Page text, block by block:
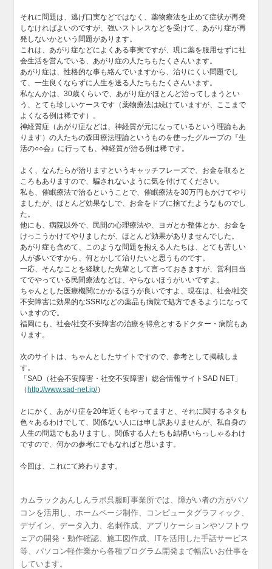
それに問題は、逃げ口実などではなく、薬物療法を止めて症状が再発
しなければよいのですが、強いストレスなどを受けて、あがり症が再
発しないかという問題があります。
これは、あがり症などによくある事実ですが、現に薬を服用せずに社
会生活を営んでいる、あがり症の人たちもたくさんいます。
あがり症は、性格的な事も絡んでいますから、治りにくい問題でし
て、一生良くならずに人生を送る人たちもたくさんいます。
私なんかは、30歳くらいで、あがり症がほとんど治ってしまうとい
う、とても珍しいケースです（薬物療法は続けていますが、ここまで
よくなる例は稀です）。
神経質症（あがり症などは、神経質が元になっているという理論もあ
ります）の人たちの森田療法理論というものを使ったグループの『生
活の○○会』に行っても、神経質が治る例は稀です。
よく、なんたらが治りますというキャッチフレーズで、お金を取ると
ころもありますので、騙されないように気を付けてください。
私も、催眠療法で治るということで、催眠療法を30万円もかけてやり
ましたが、ほとんど効果なしで、お金をドブに捨てたようなものでし
た。
他にも、病院以外で、民間の心理療法や、ヨガとか整体とか、お金を
けっこうかけてやりましたが、ほとんど効果がありませんでした。
あがり症も含めて、このような問題を抱える人たちは、とても苦しい
人が多いですから、何とかして治りたいと思うものです。
一応、そんなことを経験した先輩として言っておきますが、営利目当
てでやっている民間療法などは、やらないほうがいいですよ。
ちゃんとした医療機関にかかるほうが良いですよ、現在は、社会/社交
不安障害に効果的なSSRIなどの薬品も病院で処方できるようになって
いますので。
福岡にも、社会/社交不安障害の治療を得意とするドクター・病院もあ
ります。
次のサイトは、ちゃんとしたサイトですので、参考として掲載しま
す。
「SAD（社会不安障害・社交不安障害）総合情報サイトSAD NET」
（ http://www.sad-net.jp/）
とにかく、あがり症を20年近くもやってますと、それに関するネタも
色々あるわけでして、関係ない人には申し訳ありませんが、私自身の
人生の問題でもありますし、関係する人たちも結構いらっしゃるわけ
ですので、何かの参考にでもなればと思います。
今回は、これにて終わります。
カムラックあんしんラボ呉服町事業所では、障がい者の方がパソ
コンを活用し、ホームページ制作、コンピュータグラフィック、
デザイン、データ入力、名刺作成、アプリケーションやソフトウ
ェアの開発・動作確認、施工図作成、ITを活用した手話サービス
等、パソコン軽作業から各種プログラム開発まで幅広いお仕事を
しています。